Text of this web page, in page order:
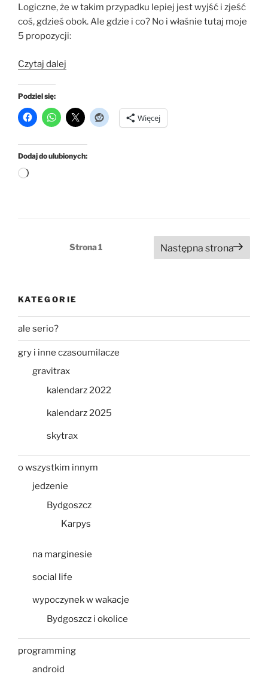
Logiczne, że w takim przypadku lepiej jest wyjść i zjeść
coś, gdzieś obok. Ale gdzie i co? No i właśnie tutaj moje
5 propozycji:
Czytaj dalej
a
może
Podziel się:
Więcej
Dodaj do ulubionych:
Wczytywanie…
Stronicowanie
Strona1 Następna strona
KATEGORIE
ale serio?
gry i inne czasoumilacze
gravitrax
kalendarz 2022
kalendarz 2025
skytrax
o wszystkim innym
jedzenie
Bydgoszcz
Karpys
na marginesie
social life
wypoczynek w wakacje
Bydgoszcz i okolice
programming
android